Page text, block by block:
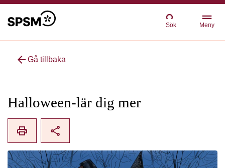
Sök Meny
arrow_back Gå tillbaka
Halloween-lär dig mer
print share